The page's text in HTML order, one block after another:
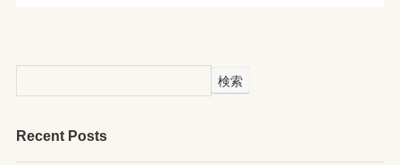
検索
Recent Posts